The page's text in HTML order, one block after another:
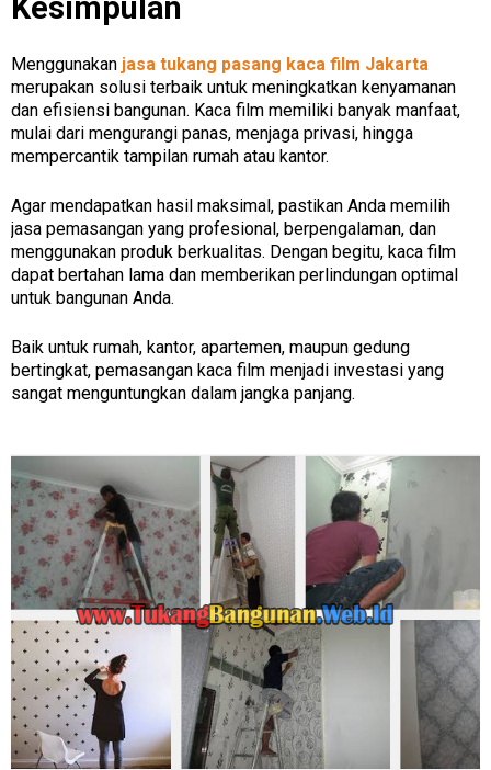
Kesimpulan
Menggunakan jasa tukang pasang kaca film Jakarta
merupakan solusi terbaik untuk meningkatkan kenyamanan
dan efisiensi bangunan. Kaca film memiliki banyak manfaat,
mulai dari mengurangi panas, menjaga privasi, hingga
mempercantik tampilan rumah atau kantor.
Agar mendapatkan hasil maksimal, pastikan Anda memilih
jasa pemasangan yang profesional, berpengalaman, dan
menggunakan produk berkualitas. Dengan begitu, kaca film
dapat bertahan lama dan memberikan perlindungan optimal
untuk bangunan Anda.
Baik untuk rumah, kantor, apartemen, maupun gedung
bertingkat, pemasangan kaca film menjadi investasi yang
sangat menguntungkan dalam jangka panjang.